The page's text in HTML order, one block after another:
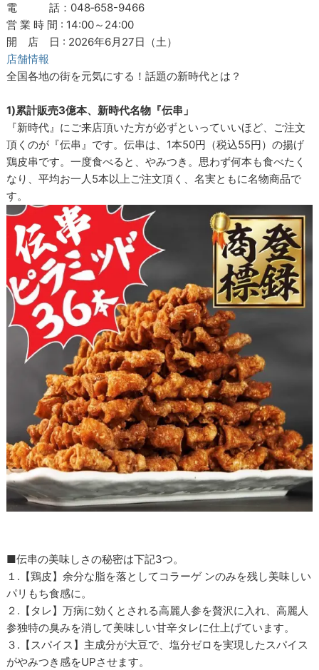
電 話：048‐658-9466
営 業 時 間 : 14:00～24:00
開 店 日 : 2026年6月27日（土）
店舗情報
全国各地の街を元気にする！話題の新時代とは？
1)累計販売3億本、新時代名物『伝串」
『新時代』にご来店頂いた方が必ずといっていいほど、ご注文
頂くのが『伝串』です。伝串は、1本50円（税込55円）の揚げ
鶏皮串です。一度食べると、やみつき。思わず何本も食べたく
なり、平均お一人5本以上ご注文頂く、名実ともに名物商品で
す。
■伝串の美味しさの秘密は下記3つ。
１.【鶏皮】余分な脂を落としてコラーゲ ンのみを残し美味しい
パリもち食感に。
２.【タレ】万病に効くとされる高麗人参を贅沢に入れ、高麗人
参独特の臭みを消して美味しい甘辛タレに仕上げています。
３.【スパイス】主成分が大豆で、塩分ゼロを実現したスパイス
がやみつき感をUPさせます。